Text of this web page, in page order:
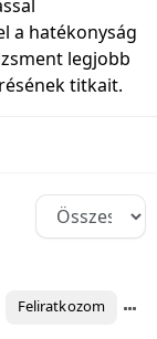
a hatékonyság
legjobb
titkait.
Feliratkozom